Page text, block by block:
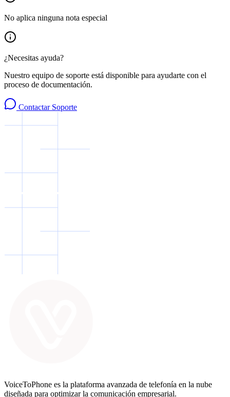
No aplica ninguna nota especial
¿Necesitas ayuda?
Nuestro equipo de soporte está disponible para ayudarte con el
proceso de documentación.
Contactar Soporte
VoiceToPhone es la plataforma avanzada de telefonía en la nube
diseñada para optimizar la comunicación empresarial.